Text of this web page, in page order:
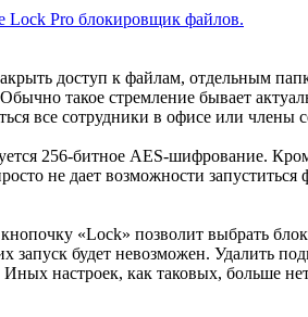
доступ к файлам, отдельным
такое стремление бывает
все сотрудники в офисе или члены
256-битное AES-шифрование.
не дает возможности
«Lock» позволит выбрать
запуск будет невозможен. Удалить
настроек, как таковых, больше